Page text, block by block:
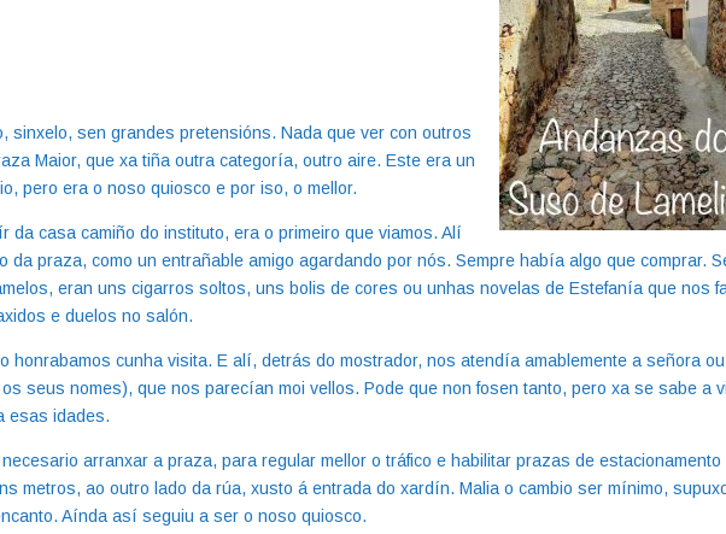
sinxelo, sen grandes pretensións. Nada que ver con outros
Maior, que xa tiña outra categoría, outro aire. Este era un
pero era o noso quiosco e por iso, o mellor.
da casa camiño do instituto, era o primeiro que viamos. Alí
da praza, como un entrañable amigo agardando por nós. Sempre había algo que comprar.
eran uns cigarros soltos, uns bolis de cores ou unhas novelas de Estefanía que nos
e duelos no salón.
honrabamos cunha visita. E alí, detrás do mostrador, nos atendía amablemente a señora
seus nomes), que nos parecían moi vellos. Pode que non fosen tanto, pero xa se sabe a
esas idades.
arranxar a praza, para regular mellor o tráfico e habilitar prazas de estacionamento
metros, ao outro lado da rúa, xusto á entrada do xardín. Malia o cambio ser mínimo,
Aínda así seguiu a ser o noso quiosco.